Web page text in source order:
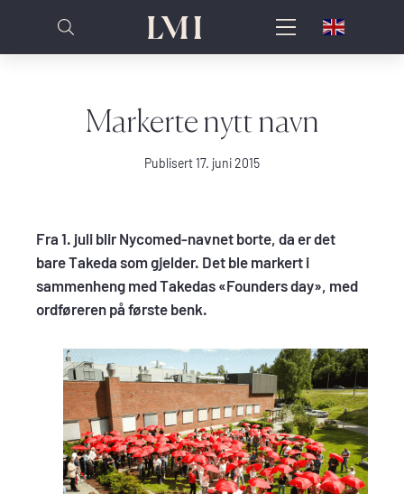
Markerte nytt navn
Publisert 17. juni 2015
Fra 1. juli blir Nycomed-navnet borte, da er det
bare Takeda som gjelder. Det ble markert i
sammenheng med Takedas «Founders day», med
ordføreren på første benk.